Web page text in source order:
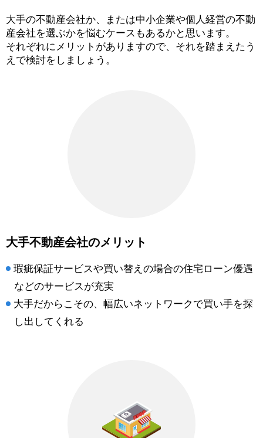
大手の不動産会社か、または中小企業や個人経営の不動
産会社を選ぶかを悩むケースもあるかと思います。
それぞれにメリットがありますので、それを踏まえたう
えで検討をしましょう。
大手不動産会社のメリット
瑕疵保証サービスや買い替えの場合の住宅ローン優遇
などのサービスが充実
大手だからこその、幅広いネットワークで買い手を探
し出してくれる